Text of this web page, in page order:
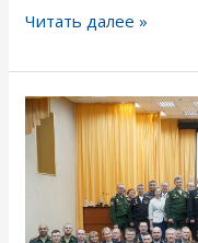
Читать далее »
Всеармейская
научно-
практическая
конференция
«Терапия
неотложных